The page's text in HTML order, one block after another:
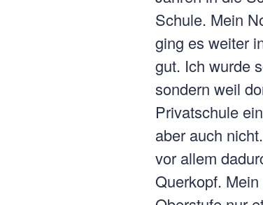
Schule. Mein
ging es weiter
gut. Ich wurde
sondern weil
Privatschule
aber auch
vor allem
Querkopf.